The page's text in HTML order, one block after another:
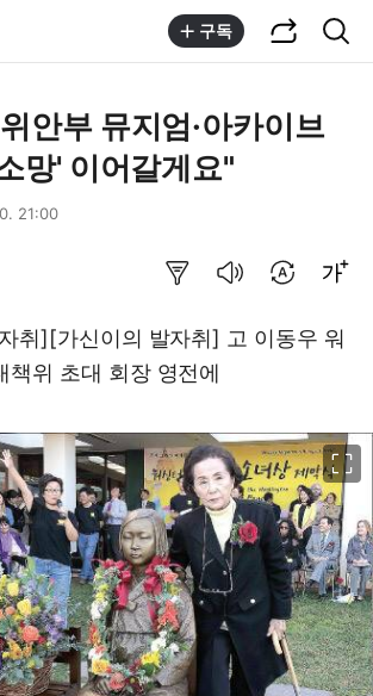
구독
안부 뮤지엄·아카이브
망' 이어갈게요"
21:00
취][가신이의 발자취] 고 이동우 워
책위 초대 회장 영전에